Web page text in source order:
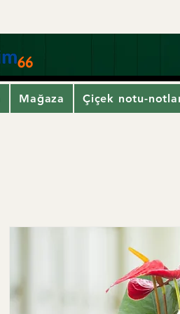
Mağaza Çiçek notu-